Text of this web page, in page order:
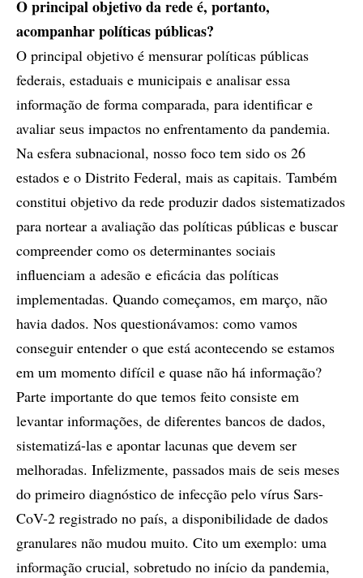
O principal objetivo da rede é, portanto,
acompanhar políticas públicas?
O principal objetivo é mensurar políticas públicas
federais, estaduais e municipais e analisar essa
informação de forma comparada, para identificar e
avaliar seus impactos no enfrentamento da pandemia.
Na esfera subnacional, nosso foco tem sido os 26
estados e o Distrito Federal, mais as capitais. Também
constitui objetivo da rede produzir dados sistematizados
para nortear a avaliação das políticas públicas e buscar
compreender como os determinantes sociais
influenciam a adesão e eficácia das políticas
implementadas. Quando começamos, em março, não
havia dados. Nos questionávamos: como vamos
conseguir entender o que está acontecendo se estamos
em um momento difícil e quase não há informação?
Parte importante do que temos feito consiste em
levantar informações, de diferentes bancos de dados,
sistematizá-las e apontar lacunas que devem ser
melhoradas. Infelizmente, passados mais de seis meses
do primeiro diagnóstico de infecção pelo vírus Sars-
CoV-2 registrado no país, a disponibilidade de dados
granulares não mudou muito. Cito um exemplo: uma
informação crucial, sobretudo no início da pandemia,